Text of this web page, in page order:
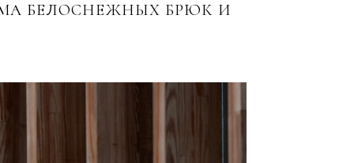
БЕЛОСНЕЖНЫХ БРЮК И